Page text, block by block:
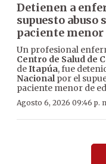
Detienen a
supuesto abuso
paciente menor
Un profesional
Centro de Salud de
deItapúa, fue
Nacionalpor el
paciente menor de
Agosto 6, 2026 09:46 p.